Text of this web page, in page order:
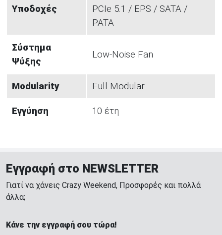
Υποδοχές
PCIe 5.1 / EPS / SATA /
PATA
Σύστημα
Ψύξης
Low-Noise Fan
Modularity Full Modular
Εγγύηση 10 έτη
Εγγραφή στο NEWSLETTER
Γιατί να χάνεις Crazy Weekend, Προσφορές και πολλά
άλλα;
Κάνε την εγγραφή σου τώρα!